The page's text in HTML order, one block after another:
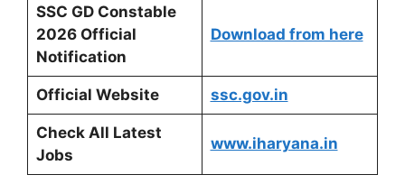
SSC GD Constable
2026 Official
Notification
Download from here
Official Website ssc.gov.in
Check All Latest
Jobs
www.iharyana.in